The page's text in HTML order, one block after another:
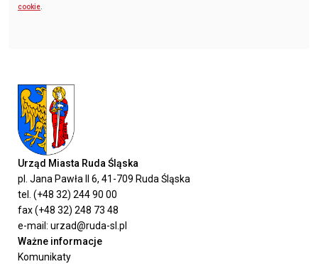
cookie
Urząd Miasta Ruda Śląska
pl. Jana Pawła II 6, 41-709 Ruda Śląska
tel. (+48 32) 244 90 00
fax (+48 32) 248 73 48
e-mail: urzad@ruda-sl.pl
Ważne informacje
Komunikaty